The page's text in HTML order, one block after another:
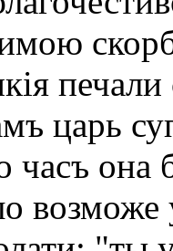
царь
часъ она
возможе